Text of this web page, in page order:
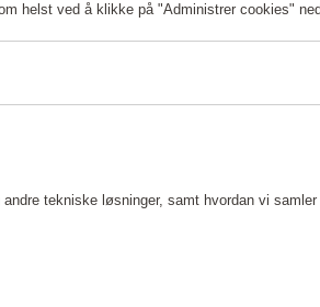
helst ved å klikke på "Administrer cookies"
tekniske løsninger, samt hvordan vi samler